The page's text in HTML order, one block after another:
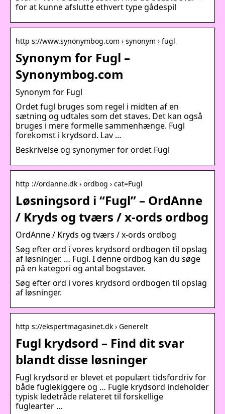
for at kunne afslutte ethvert type gådespil
http s://www.synonymbog.com › synonym › fugl
Synonym for Fugl –
Synonymbog.com
Synonym for Fugl
Ordet fugl bruges som regel i midten af ​​en
sætning og udtales som det staves. Det kan også
bruges i mere formelle sammenhænge. Fugl
forekomst i krydsord. Lav …
Beskrivelse og synonymer for ordet Fugl
http ://ordanne.dk › ordbog › cat=Fugl
Løsningsord i “Fugl” – OrdAnne
/ Kryds og tværs / x-ords ordbog
OrdAnne / Kryds og tværs / x-ords ordbog
Søg efter ord i vores krydsord ordbogen til opslag
af løsninger. … Fugl. I denne ordbog kan du søge
på en kategori og antal bogstaver.
Søg efter ord i vores krydsord ordbogen til opslag
af løsninger.
http s://ekspertmagasinet.dk › Generelt
Fugl krydsord – Find dit svar
blandt disse løsninger
Fugl krydsord er blevet et populært tidsfordriv for
både fuglekiggere og … Fugle krydsord indeholder
typisk ledetråde relateret til forskellige
fuglearter …